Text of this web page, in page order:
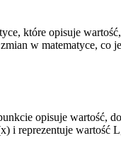
które opisuje
w matematyce,
opisuje wartość,
i reprezentuje